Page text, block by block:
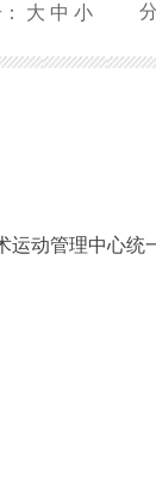
大 中 小
动管理中心统